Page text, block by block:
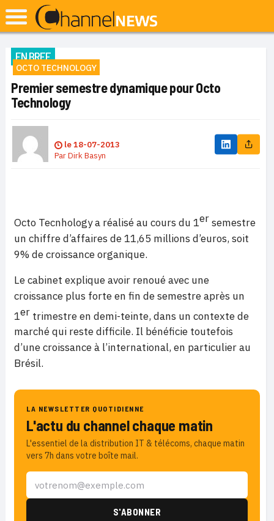
EN BREF
OCTO TECHNOLOGY
Premier semestre dynamique pour Octo
Technology
le18-07-2013
ParDirk Basyn
Octo Tecnhology a réalisé au cours du 1ersemestre
un chiffre d’affaires de 11,65 millions d’euros, soit
9% de croissance organique.
Le cabinet explique avoir renoué avec une
croissance plus forte en fin de semestre après un
1er trimestre en demi-teinte, dans un contexte de
marché qui reste difficile. Il bénéficie toutefois
d’une croissance à l’international, en particulier au
Brésil.
LA NEWSLETTER QUOTIDIENNE
L'actu du channel chaque matin
L'essentiel de la distribution IT & télécoms, chaque matin
vers 7h dans votre boîte mail.